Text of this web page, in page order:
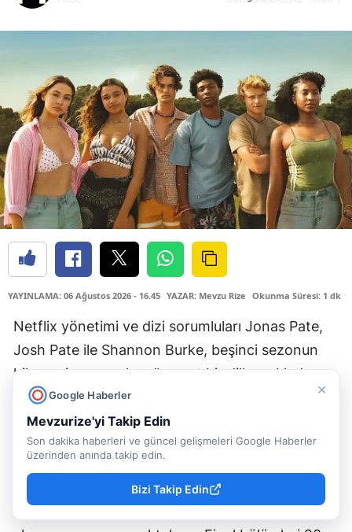
×
Google Haberler
Mevzurize'yi Takip Edin
Son dakika haberleri ve güncel gelişmeleri Google Haberler
üzerinden anında takip edin.
Bizi Takip Edin
YAYINLAMA: 06 Ağustos 2026 - 16.45 YAZAR: Mevzu Rize Okunma Süresi: 1 dk
Netflix yönetimi ve dizi sorumluları Jonas Pate,
Josh Pate ile Shannon Burke, beşinci sezonun
hikayenin sonu olacağını net bir dille açıkladı.
Yapımcılar, senaryoyu uzatmak yerine planlanan
final etabıyla projeyi tamamlıyor. Dolayısıyla
altıncı sezon ekranlara gelmeyecek.
OUTER BANKS FİNAL Mİ YAPIYOR?
Sevilen macera dizisi, beşinci sezonuyla birlikte